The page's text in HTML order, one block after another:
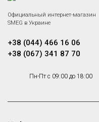
Официальный интернет-магазин
SMEG в Украине
+38 (044) 466 16 06
+38 (067) 341 87 70
Пн-Пт с 09:00 до 18:00